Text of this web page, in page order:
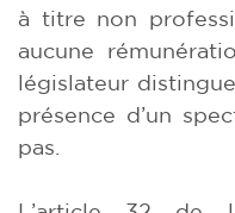
à titre non
aucune
législateur
présence d’un
pas.